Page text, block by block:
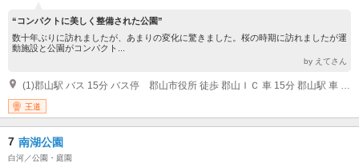
“コンパクトに美しく整備された公園”
数十年ぶりに訪れましたが、あまりの変化に驚きました。桜の時期に訪れましたが運
動施設と公園がコンパクト...
by えてさん
王道
7 南湖公園
白河／公園・庭園